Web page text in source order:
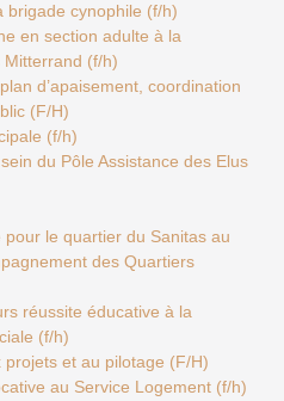
brigade cynophile (f/h)
en section adulte à la
(f/h)
d’apaisement, coordination
(F/H)
(f/h)
du Pôle Assistance des Elus
le quartier du Sanitas au
des Quartiers
réussite éducative à la
(f/h)
projets et au pilotage (F/H)
au Service Logement (f/h)